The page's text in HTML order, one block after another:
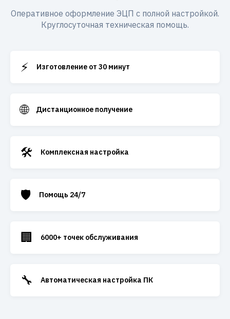
Оперативное оформление ЭЦП с полной настройкой.
Круглосуточная техническая помощь.
⚡ Изготовление от 30 минут
🌐 Дистанционное получение
🛠️ Комплексная настройка
🛡️ Помощь 24/7
🏢 6000+ точек обслуживания
🔧 Автоматическая настройка ПК